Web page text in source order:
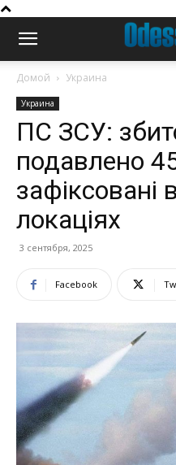
Домой Украина
Украина
ПС ЗСУ:
подавлено
зафіксовані
локаціях
3 сентября, 2025
Facebook